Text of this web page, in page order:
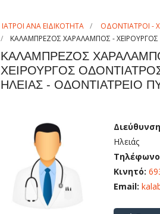
ΙΑΤΡΟΙ ΑΝΑ ΕΙΔΙΚΟΤΗΤΑ
ΟΔΟΝΤΙΑΤΡΟΙ -
ΚΑΛΑΜΠΡΕΖΟΣ ΧΑΡΑΛΑΜΠΟΣ -
ΚΑΛΑΜΠΡΕΖΟΣ
ΧΕΙΡΟΥΡΓΟΣ
ΗΛΕΙΑΣ - ΟΔΟΝΤΙΑΤΡΕΙΟ
Ηλειάς
Κινητό:
Email: